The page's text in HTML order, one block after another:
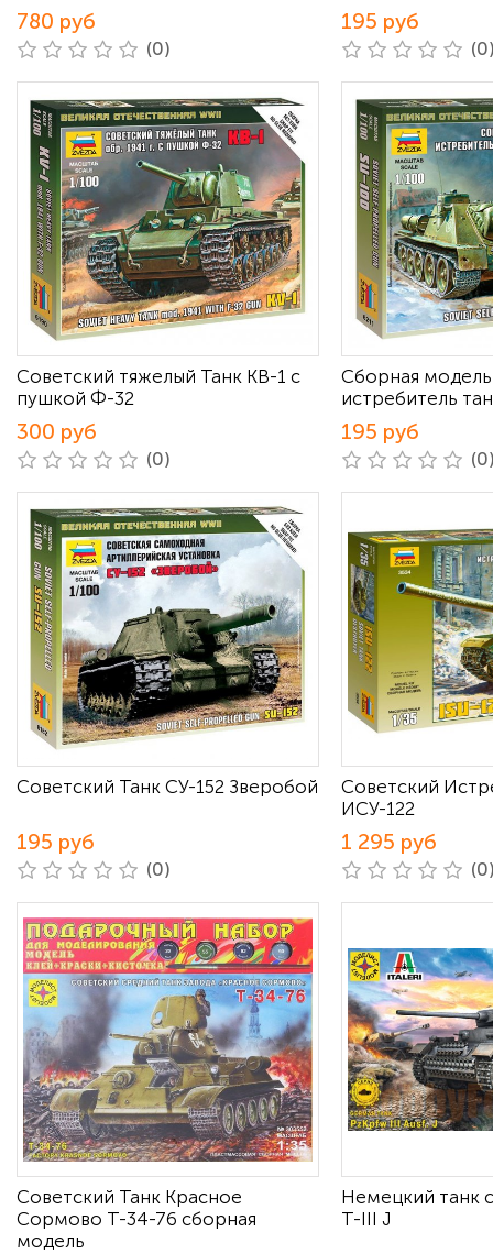
780 руб
(0)
195 руб
Советский тяжелый Танк КВ-1 с
пушкой Ф-32
300 руб
(0)
Сборная
истребитель
195 руб
Советский Танк СУ-152 Зверобой
195 руб
(0)
Советский
ИСУ-122
1 295 руб
Советский Танк Красное
Сормово Т-34-76 сборная
модель
Немецкий танк
T-III J